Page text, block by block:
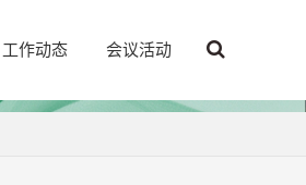
工作动态 会议活动